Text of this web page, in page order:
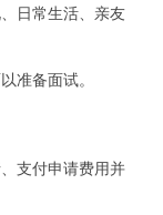
日常生活、亲友
准备面试。
支付申请费用并